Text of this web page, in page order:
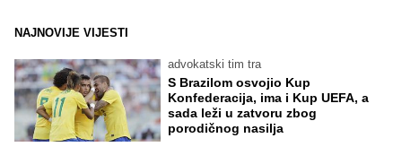
NAJNOVIJE VIJESTI
advokatski tim tra
S Brazilom osvojio Kup
Konfederacija, ima i Kup UEFA, a
sada leži u zatvoru zbog
porodičnog nasilja